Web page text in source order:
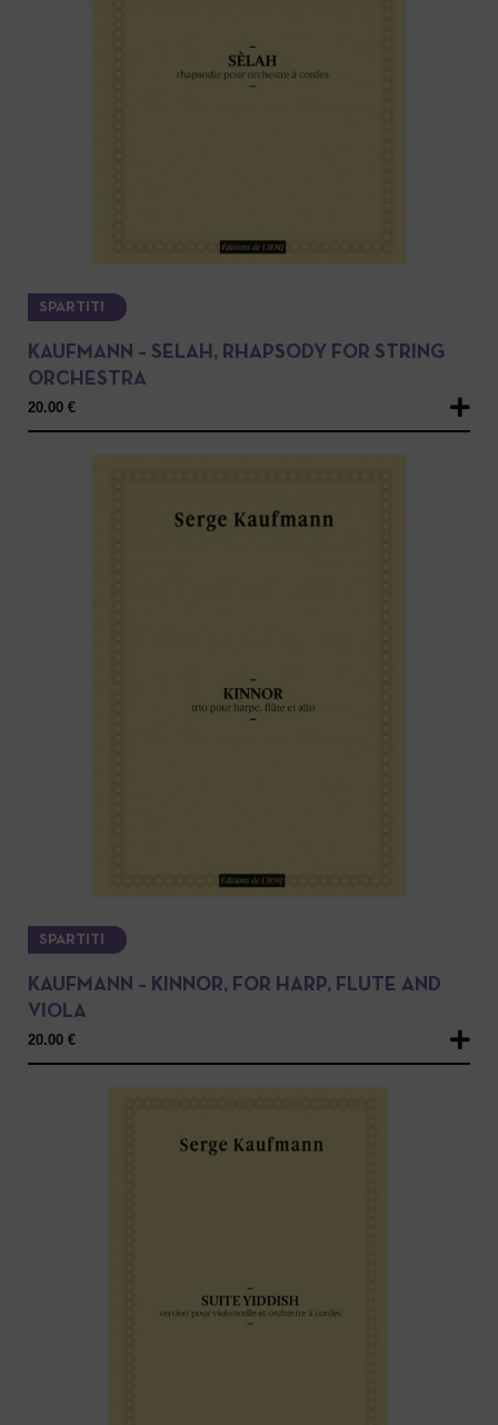
SPARTITI
KAUFMANN – SELAH, RHAPSODY FOR STRING
ORCHESTRA
20.00 €
SPARTITI
KAUFMANN – KINNOR, FOR HARP, FLUTE AND
VIOLA
20.00 €